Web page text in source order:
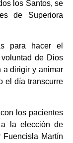
los Santos, se
de Superiora
para hacer el
de Dios
a dirigir y animar
el día transcurre
los pacientes
la elección de
Martín